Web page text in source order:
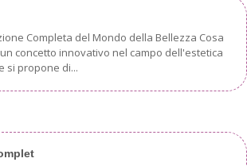
Completa del Mondo della Bellezza Cosa
concetto innovativo nel campo dell'estetica
si propone di...